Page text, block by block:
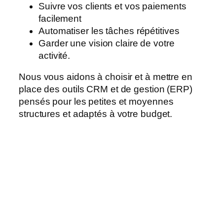
Suivre vos clients et vos paiements
facilement
Automatiser les tâches répétitives
Garder une vision claire de votre
activité.
Nous vous aidons à choisir et à mettre en
place des outils CRM et de gestion (ERP)
pensés pour les petites et moyennes
structures et adaptés à votre budget.